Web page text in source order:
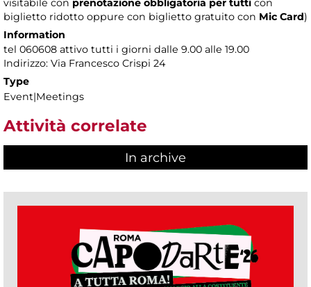
visitabile con prenotazione obbligatoria per tutti con
biglietto ridotto oppure con biglietto gratuito con Mic Card)
Information
tel 060608 attivo tutti i giorni dalle 9.00 alle 19.00
Indirizzo: Via Francesco Crispi 24
Type
Event|Meetings
Attività correlate
In archive